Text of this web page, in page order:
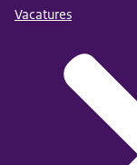
Vacatures